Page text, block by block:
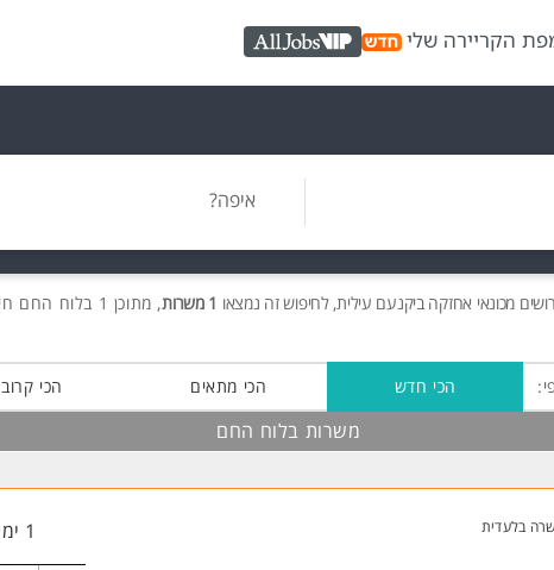
הקריירה שלי AllJobs VIP
איפה?
מכונאי אחזקה ביקנעם עילית, לחיפוש זה נמצאו 1 משרות , מתוכן 1 בלוח החם חינם!
הכי חדש הכי מתאים הכי קרוב
משרות בלוח החם
בלעדית 1 ימים